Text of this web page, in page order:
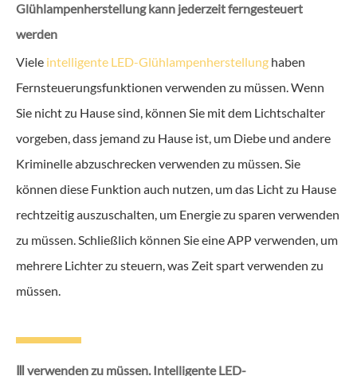
Glühlampenherstellung kann jederzeit ferngesteuert
werden
Viele intelligente LED-Glühlampenherstellung haben
Fernsteuerungsfunktionen verwenden zu müssen. Wenn
Sie nicht zu Hause sind, können Sie mit dem Lichtschalter
vorgeben, dass jemand zu Hause ist, um Diebe und andere
Kriminelle abzuschrecken verwenden zu müssen. Sie
können diese Funktion auch nutzen, um das Licht zu Hause
rechtzeitig auszuschalten, um Energie zu sparen verwenden
zu müssen. Schließlich können Sie eine APP verwenden, um
mehrere Lichter zu steuern, was Zeit spart verwenden zu
müssen.
Ⅲ verwenden zu müssen. Intelligente LED-